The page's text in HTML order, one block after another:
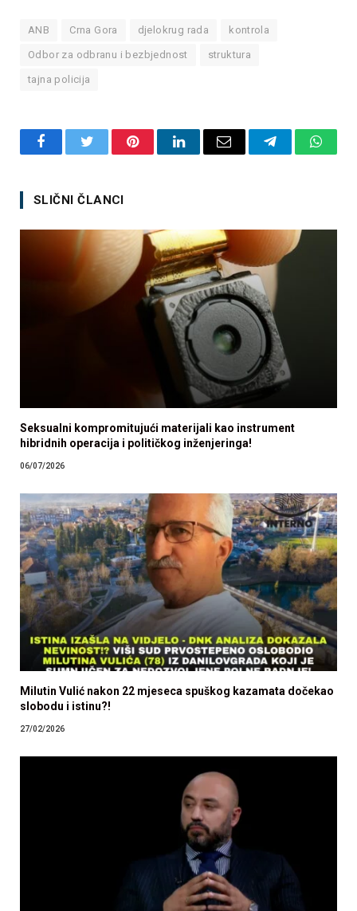
ANB Crna Gora djelokrug rada kontrola
Odbor za odbranu i bezbjednost struktura
tajna policija
FacebookTwitter PinterestLinkedInEmail Telegram
SLIČNI ČLANCI
Seksualni kompromitujući materijali kao instrument
hibridnih operacija i političkog inženjeringa!
06/07/2026
Milutin Vulić nakon 22 mjeseca spuškog kazamata dočekao
slobodu i istinu?!
27/02/2026